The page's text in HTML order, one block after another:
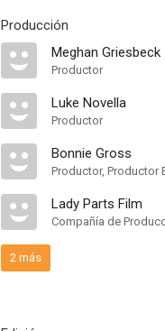
Producción
Meghan Griesbeck
Productor
Luke Novella
Productor
Bonnie Gross
Productor, Productor
Lady Parts Film
Compañía de
2 más